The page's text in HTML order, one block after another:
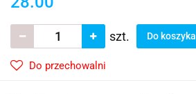
szt. Do koszyka
Do przechowalni